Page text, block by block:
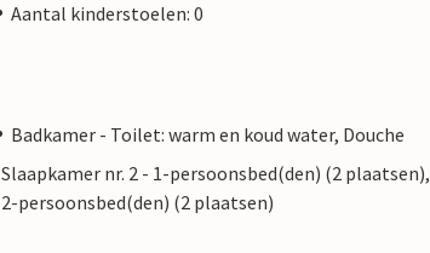
Aantal kinderstoelen: 0
Badkamer - Toilet: warm en koud water, Douche
Slaapkamer nr. 2 - 1-persoonsbed(den) (2 plaatsen),
2-persoonsbed(den) (2 plaatsen)